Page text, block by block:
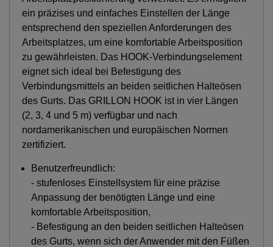
ein präzises und einfaches Einstellen der Länge
entsprechend den speziellen Anforderungen des
Arbeitsplatzes, um eine komfortable Arbeitsposition
zu gewährleisten. Das HOOK-Verbindungselement
eignet sich ideal bei Befestigung des
Verbindungsmittels an beiden seitlichen Halteösen
des Gurts. Das GRILLON HOOK ist in vier Längen
(2, 3, 4 und 5 m) verfügbar und nach
nordamerikanischen und europäischen Normen
zertifiziert.
Benutzerfreundlich:
- stufenloses Einstellsystem für eine präzise
Anpassung der benötigten Länge und eine
komfortable Arbeitsposition,
- Befestigung an den beiden seitlichen Halteösen
des Gurts, wenn sich der Anwender mit den Füßen